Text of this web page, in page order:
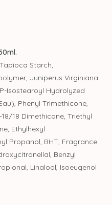
Starch,
Juniperus Virginiana
Isostearoyl Hydrolyzed
Phenyl Trimethicone,
18 Dimethicone, Triethyl
Ethylhexyl
Propanol, BHT, Fragrance
Benzyl
Linalool, Isoeugenol